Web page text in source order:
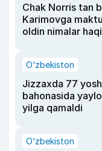
Chak Norris tan
Karimovga
oldin nimalar
O‘zbekiston
Jizzaxda 77
bahonasida
yilga qamaldi
O‘zbekiston